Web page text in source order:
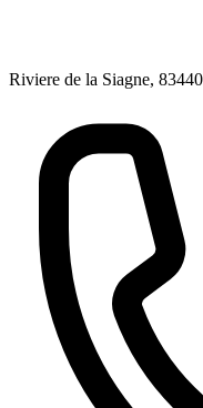
Riviere de la Siagne,